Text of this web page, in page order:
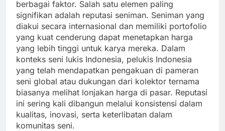
berbagai faktor. Salah satu elemen paling
signifikan adalah reputasi seniman. Seniman yang
diakui secara internasional dan memiliki portofolio
yang kuat cenderung dapat menetapkan harga
yang lebih tinggi untuk karya mereka. Dalam
konteks seni lukis Indonesia, pelukis Indonesia
yang telah mendapatkan pengakuan di pameran
seni global atau dukungan dari kolektor ternama
biasanya melihat lonjakan harga di pasar. Reputasi
ini sering kali dibangun melalui konsistensi dalam
kualitas, inovasi, serta keterlibatan dalam
komunitas seni.